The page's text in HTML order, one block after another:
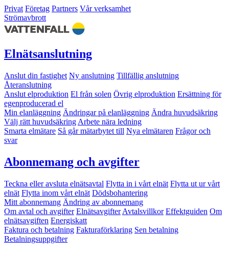
Privat Företag Partners Vår verksamhet
Strömavbrott
Elnätsanslutning
Anslut din fastighet Ny anslutning Tillfällig anslutning
Återanslutning
Anslut elproduktion El från solen Övrig elproduktion Ersättning för
egenproducerad el
Min elanläggning Ändringar på elanläggning Ändra huvudsäkring
Välj rätt huvudsäkring Arbete nära ledning
Smarta elmätare Så går mätarbytet till Nya elmätaren Frågor och
svar
Abonnemang och avgifter
Teckna eller avsluta elnätsavtal Flytta in i vårt elnät Flytta ut ur vårt
elnät Flytta inom vårt elnät Dödsbohantering
Mitt abonnemang Ändring av abonnemang
Om avtal och avgifter Elnätsavgifter Avtalsvillkor Effektguiden Om
elnätsavgiften Energiskatt
Faktura och betalning Fakturaförklaring Sen betalning
Betalningsuppgifter